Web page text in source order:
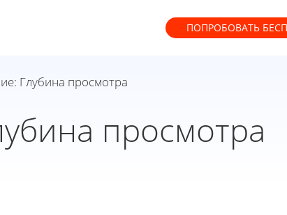
ПОПРОБОВАТЬ
Глубина просмотра
просмотра